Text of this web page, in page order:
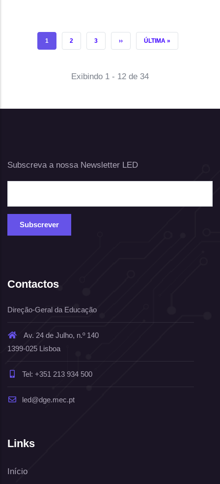
PÁGINA ATUAL
1 PÁGINA
2 PÁGINA
3 PRÓXIMA PÁGINA
›› ÚLTIMA PÁGINA
ÚLTIMA »
Exibindo 1 - 12 de 34
Subscreva a nossa Newsletter LED
Contactos
Direção-Geral da Educação
Av. 24 de Julho, n.º 140
1399-025 Lisboa
Tel: +351 213 934 500
led@dge.mec.pt
Links
Início